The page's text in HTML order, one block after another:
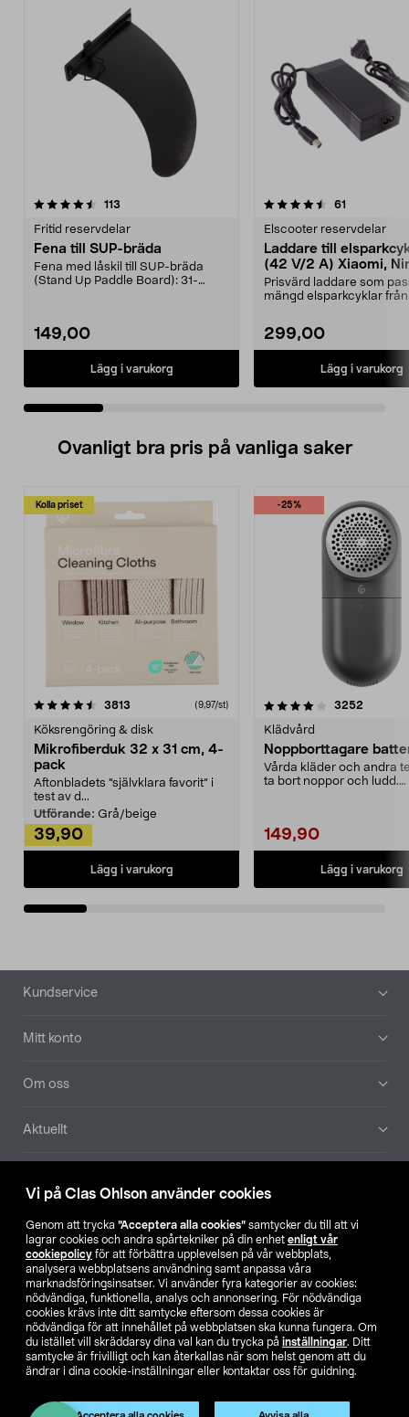
Vi på Clas Ohlson använder cookies
Genom att trycka ”Acceptera alla cookies” samtycker du till att vi
lagrar cookies och andra spårtekniker på din enhet enligt vår
cookiepolicy för att förbättra upplevelsen på vår webbplats,
analysera webbplatsens användning samt anpassa våra
marknadsföringsinsatser. Vi använder fyra kategorier av cookies:
nödvändiga, funktionella, analys och annonsering. För nödvändiga
cookies krävs inte ditt samtycke eftersom dessa cookies är
nödvändiga för att innehållet på webbplatsen ska kunna fungera. Om
du istället vill skräddarsy dina val kan du trycka på inställningar. Ditt
samtycke är frivilligt och kan återkallas när som helst genom att du
ändrar i dina cookie-inställningar eller kontaktar oss för guidning.
Produkten har utgått
113
Fritid reservdelar
Fena till SUP-bräda
Fena med låskil till SUP-bräda
(Stand Up Paddle Board): 31-
149,00
Lägg i varukorg
4.5 av 5 stjärnor 61
Elscooter reservdelar
Laddare till
(42 V/2 A) Xiaomi,
E-Way m.fl.
Prisvärd laddare som
mängd elsparkcyklar från
299,00
Lägg i varukorg
4.5 av 5 stjärnor
Ovanligt bra pris på vanliga saker
Kolla priset
3813 (9,97/st)
Köksrengöring & disk
Mikrofiberduk 32 x 31 cm, 4-
pack
Aftonbladets "självklara favorit” i
test av d...
Utförande: Grå/beige
39,90
Lägg i varukorg
-25%
4.0av 5 stjärnor 3252
Klädvård
Noppborttagare
Vårda kläder och andra
ta bort noppor och ludd.
149,90
Lägg i varukorg
4.5av 5 stjärnor
Sidfot
Kundservice
Mitt konto
Om oss
Aktuellt
Hitta butik
SE NO FI
Ändra till priser exklusive moms